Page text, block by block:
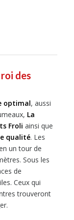
des
optimal, aussi
La
Froli ainsi que
qualité. Les
un tour de
Sous les
de
Ceux qui
trouveront